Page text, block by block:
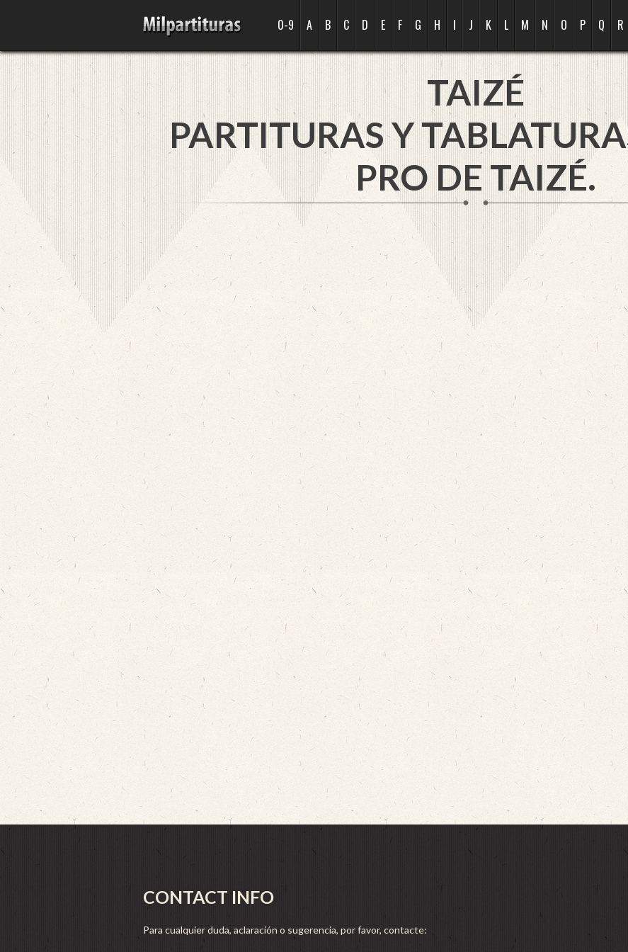
0-9 A B C D E F G H I J K L M N O P Q R
TAIZÉ
PARTITURAS Y
PRO DE TAIZÉ.
CONTACT INFO
Para cualquier duda, aclaración o sugerencia, por favor, contacte: